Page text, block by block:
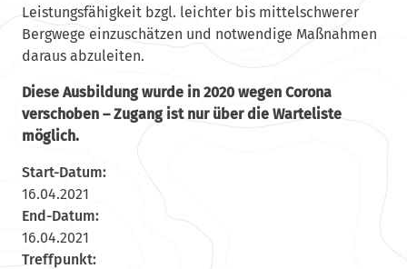
Leistungsfähigkeit bzgl. leichter bis mittelschwerer
Bergwege einzuschätzen und notwendige Maßnahmen
daraus abzuleiten.
Diese Ausbildung wurde in 2020 wegen Corona
verschoben – Zugang ist nur über die Warteliste
möglich.
Start-Datum:
16.04.2021
End-Datum:
16.04.2021
Treffpunkt: